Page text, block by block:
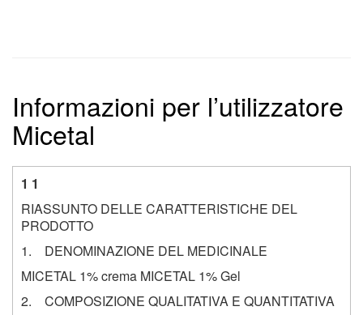
Informazioni per l’utilizzatore
Micetal
1 1
RIASSUNTO DELLE CARATTERISTICHE DEL
PRODOTTO
1. DENOMINAZIONE DEL MEDICINALE
MICETAL 1% crema MICETAL 1% Gel
2. COMPOSIZIONE QUALITATIVA E QUANTITATIVA